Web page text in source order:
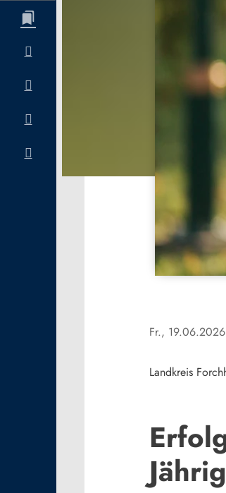
Fr., 19.06.2026
Landkreis